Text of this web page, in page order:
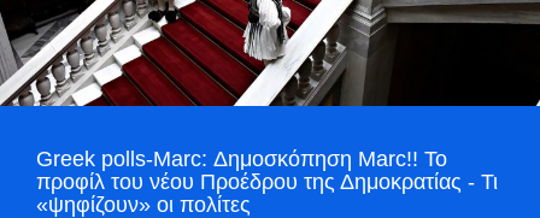
Travel
World
Style Adorés
Greek polls-Marc: Δημοσκόπηση Marc!! Το
προφίλ του νέου Προέδρου της Δημοκρατίας - Τι
«ψηφίζουν» οι πολίτες